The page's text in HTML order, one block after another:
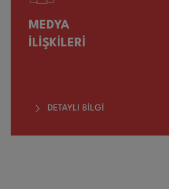
MEDYA
İLİŞKİLERİ
DETAYLI BİLGİ